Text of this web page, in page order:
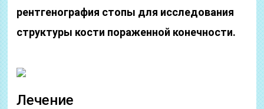
рентгенография стопы для исследования
структуры кости пораженной конечности.
Лечение